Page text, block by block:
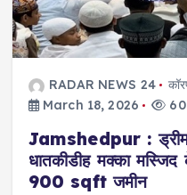
RADAR NEWS 24
March 18, 2026
Jamshedpur : ड्रीम
धातकीडीह मक्का
900 sqft जमीन